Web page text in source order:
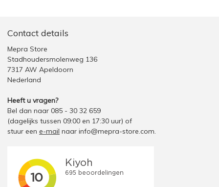
Contact details
Mepra Store
Stadhoudersmolenweg 136
7317 AW Apeldoorn
Nederland
Heeft u vragen?
Bel dan naar 085 - 30 32 659
(dagelijks tussen 09:00 en 17:30 uur) of
stuur een e-mail naar info@mepra-store.com.